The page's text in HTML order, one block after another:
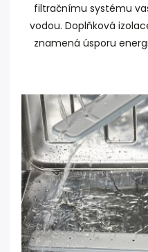
filtračnímu systému
vodou. Doplňková
znamená úsporu